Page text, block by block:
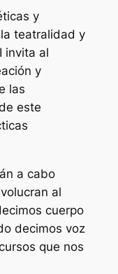
y
teatralidad y
invita al
y
las
este
a cabo
al
cuerpo
decimos voz
que nos